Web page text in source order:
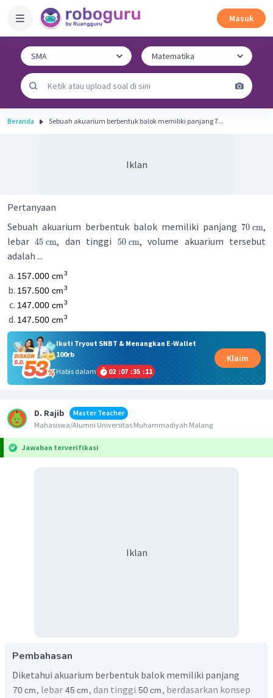
Masuk
Beranda Sebuah akuarium berbentuk balok memiliki panjang 7...
Iklan
Pertanyaan
Sebuah akuarium berbentuk balok memiliki panjang 70 cm,
lebar45 cm, dan tinggi 50 cm, volume akuarium tersebut
adalah ...
Ikuti Tryout SNBT & Menangkan E-Wallet
100rb
Habis dalam
02 :07 :35 :11
Klaim
D. Rajib
Master Teacher
Mahasiswa/Alumni Universitas Muhammadiyah Malang
Jawaban terverifikasi
Iklan
Pembahasan
Diketahui akuarium berbentuk balok memiliki panjang
, lebar
, dan tinggi
, berdasarkan konsep